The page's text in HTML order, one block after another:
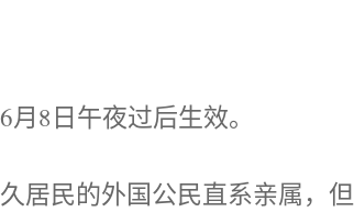
8日午夜过后生效。
居民的外国公民直系亲属，但